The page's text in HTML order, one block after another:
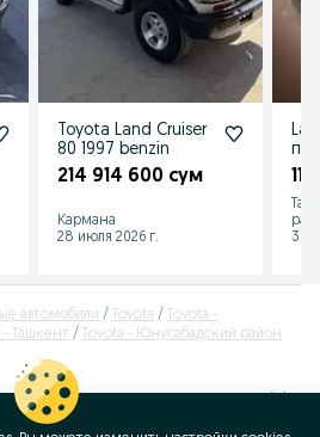
Toyota Land Cruiser
80 1997 benzin
214 914 600 сум
Кармана
28 июля 2026 г.
30
автомобили Toyota
Toyota -
- Ташкент Toyota - Юнусабадский район